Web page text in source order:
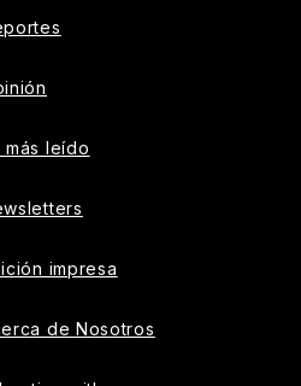
más leído
impresa
de Nosotros